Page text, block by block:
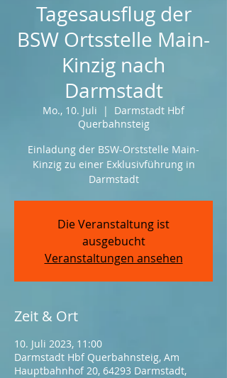
Tagesausflug der
BSW Ortsstelle Main-
Kinzig nach
Darmstadt
Mo., 10. Juli
  |
Darmstadt Hbf
Querbahnsteig
Einladung der BSW-Orststelle Main-
Kinzig zu einer Exklusivführung in
Darmstadt
Die Veranstaltung ist
ausgebucht
Veranstaltungen ansehen
Zeit & Ort
10. Juli 2023, 11:00
Darmstadt Hbf Querbahnsteig, Am
Hauptbahnhof 20, 64293 Darmstadt,